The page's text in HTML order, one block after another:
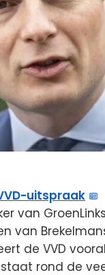
uitspraak
van
van
de VVD
rond de